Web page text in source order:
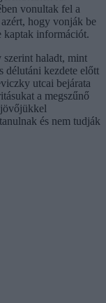
vonultak fel a
hogy vonják be
kaptak információt.
szerint haladt, mint
délutáni kezdete előtt
utcai bejárata
a megszűnő
jövőjükkel
és nem tudják